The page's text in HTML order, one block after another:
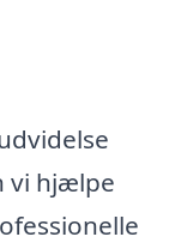
vi hjælpe